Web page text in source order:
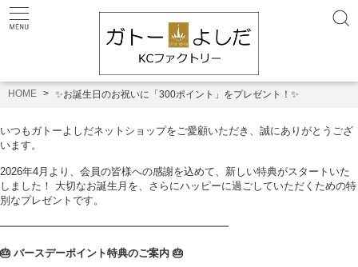
HOME ✨お誕生日のお祝いに「300ポイント」をプレゼント！✨
いつもガトーよしだネットショップをご愛顧いただき、誠にありがとうござ
います。
2026年4月より、会員の皆様への感謝を込めて、新しい特典がスタートいた
しました！ 大切なお誕生月を、さらにハッピーに過ごしていただくための特
別なプレゼントです。
━━━━━━━━━━━━━━━━━━━━━━
🎂 バースデーポイント特典のご案内 🎂